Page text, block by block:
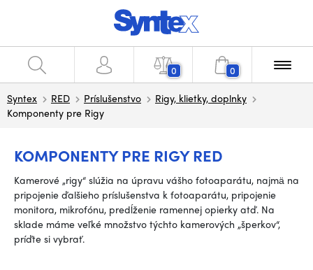
0 0
Syntex RED Príslušenstvo
Rigy, klietky, doplnky
Komponenty pre Rigy
KOMPONENTY PRE RIGY RED
Kamerové „rigy“ slúžia na úpravu vášho fotoaparátu, najmä na
pripojenie ďalšieho príslušenstva k fotoaparátu, pripojenie
monitora, mikrofónu, predĺženie ramennej opierky atď. Na
sklade máme veľké množstvo týchto kamerových „šperkov“,
príďte si vybrať.